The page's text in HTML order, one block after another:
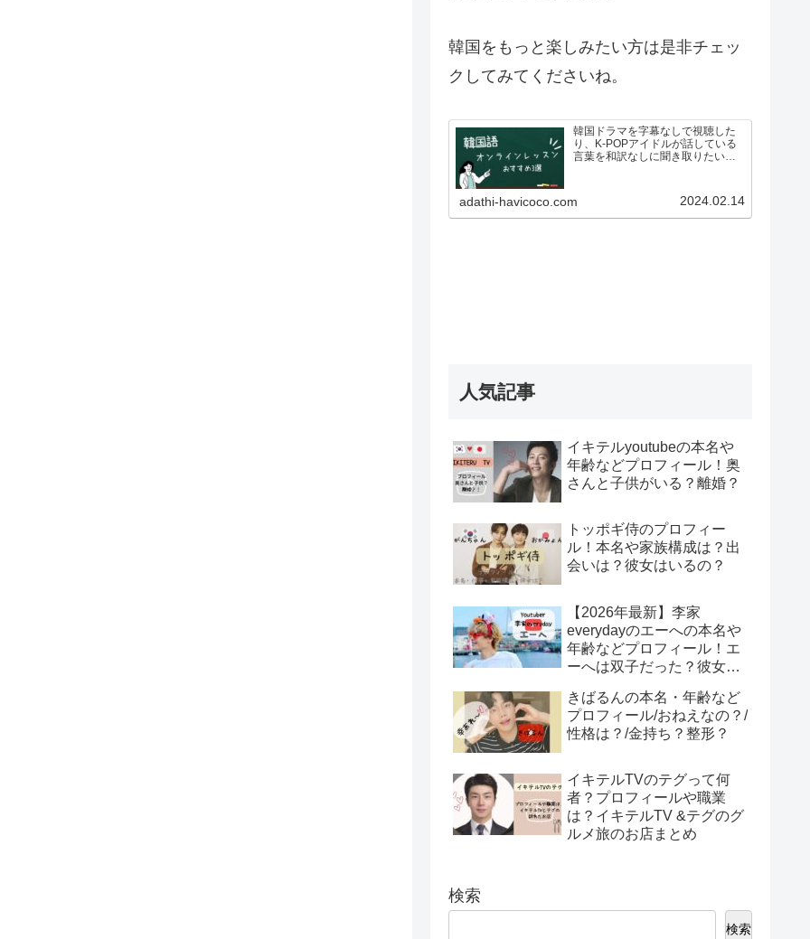
韓国をもっと楽しみたい方は是非チェッ
クしてみてくださいね。
韓国ドラマを字幕なしで視聴した
り、K-POPアイドルが話している
言葉を和訳なしに聞き取りたいと
うか？ですが、いざ韓国語を学ぼ
う！としている方も、こんな悩み
があるのではないでしょうか…
adathi-havicoco.com 2024.02.14
人気記事
イキテルyoutubeの本名や
年齢などプロフィール！奥
さんと子供がいる？離婚？
トッポギ侍のプロフィー
ル！本名や家族構成は？出
会いは？彼女はいるの？
【2026年最新】李家
everydayのエーへの本名や
年齢などプロフィール！エ
ーへは双子だった？彼女は
きばるんの本名・年齢など
プロフィール/おねえなの？/
性格は？/金持ち？整形？
イキテルTVのテグって何
者？プロフィールや職業
は？イキテルTV &テグのグ
ルメ旅のお店まとめ
検索
検索